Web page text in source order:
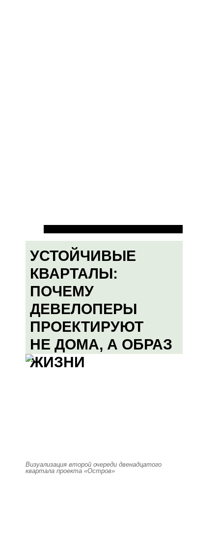
УСТОЙЧИВЫЕ
КВАРТАЛЫ:
ПОЧЕМУ
ДЕВЕЛОПЕРЫ
ПРОЕКТИРУЮТ
НЕ ДОМА, А ОБРАЗ
ЖИЗНИ
Визуализация второй очереди двенадцатого
квартала проекта «Остров»